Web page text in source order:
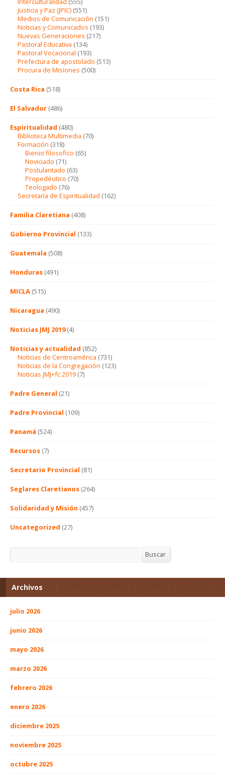
Justicia y Paz (JPIC) (551)
Medios de Comunicación (151)
Noticias y Comunicados (193)
Nuevas Generaciones (217)
Pastoral Educativa (134)
Pastoral Vocacional (193)
Prefectura de apostolado (513)
Procura de Misiones (500)
Costa Rica (518)
El Salvador (486)
Espiritualidad (480)
Biblioteca Multimedia (70)
Formación (318)
Bienio filosofico (65)
Noviciado (71)
Postulantado (63)
Propedéutico (70)
Teologado (76)
Secretaría de Espiritualidad (162)
Familia Claretiana (408)
Gobierno Provincial (133)
Guatemala (508)
Honduras (491)
MICLA (515)
Nicaragua (490)
Noticias JMJ 2019(4)
Noticias y actualidad (852)
Noticias de Centroamérica (731)
Noticias de la Congregación (123)
Noticias JMJ+fc 2019 (7)
Padre General (21)
Padre Provincial (109)
Panamá (524)
Recursos (7)
Secretario Provincial (81)
Seglares Claretianos (264)
Solidaridad y Misión (457)
Uncategorized (27)
Buscar Buscar
Archivos
julio 2026
junio 2026
mayo 2026
marzo 2026
febrero 2026
enero 2026
diciembre 2025
noviembre 2025
octubre 2025